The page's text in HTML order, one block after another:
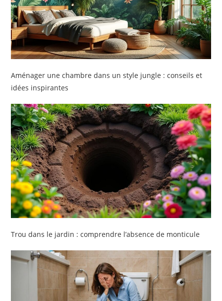
Aménager une chambre dans un style jungle : conseils et
idées inspirantes
Trou dans le jardin : comprendre l’absence de monticule